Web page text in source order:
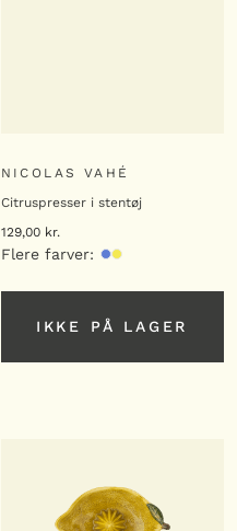
NICOLAS VAHÉ
Citruspresser i stentøj
129,00 kr.
Flere farver:
IKKE PÅ LAGER